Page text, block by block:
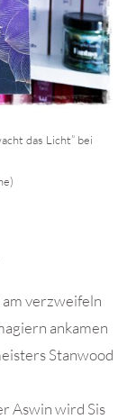
das Licht” bei
am verzweifeln
ankamen
Stanwood
Aswin wird Sis